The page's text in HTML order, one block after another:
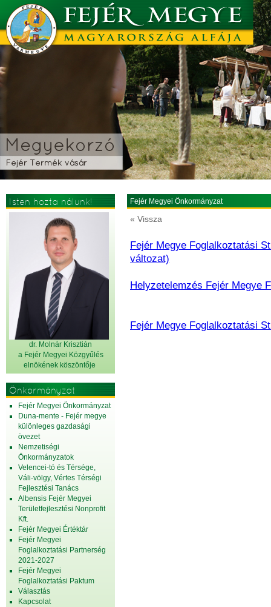
Isten hozta nálunk!
dr. Molnár Krisztián
a Fejér Megyei Közgyűlés
elnökének köszöntője
Önkormányzat
Fejér Megyei Önkormányzat
Duna-mente - Fejér megye
különleges gazdasági
övezet
Nemzetiségi
Önkormányzatok
Velencei-tó és Térsége,
Váli-völgy, Vértes Térségi
Fejlesztési Tanács
Albensis Fejér Megyei
Területfejlesztési Nonprofit
Kft.
Fejér Megyei Értéktár
Fejér Megyei
Foglalkoztatási Partnerség
2021-2027
Fejér Megyei
Foglalkoztatási Paktum
Választás
Kapcsolat
Fejér Megyei Önkormányzat
« Vissza
Fejér Megye Foglalkoztatási
változat)
Helyzetelemzés Fejér Megye
Fejér Megye Foglalkoztatási